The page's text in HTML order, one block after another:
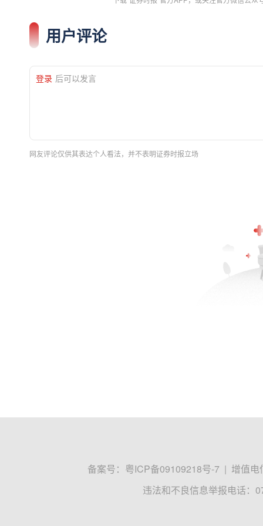
用户评论
登录 后可以发言
网友评论仅供其表达个人看法，并不表明证券时报立场
备案号： 粤ICP备09109218号-7 | 增值电
违法和不良信息举报电话：